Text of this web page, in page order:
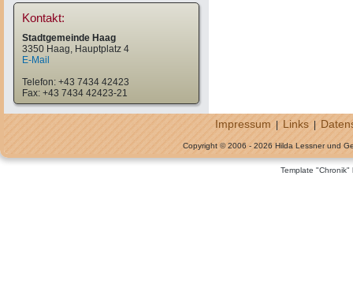
Kontakt:
Stadtgemeinde Haag
3350 Haag, Hauptplatz 4
E-Mail
Telefon: +43 7434 42423
Fax: +43 7434 42423-21
Impressum|Links|
Copyright © 2006 - 2026 Hilda Lessner und
Template